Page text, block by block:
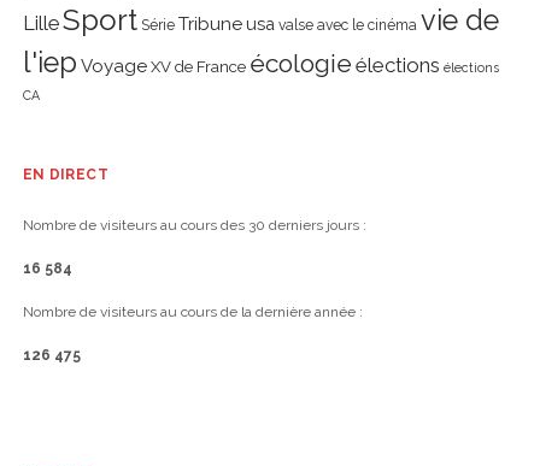
LilleSport Série Tribune usa valse avec le cinéma vie de
l'iep Voyage XV de France écologie élections élections
CA
EN DIRECT
Nombre de visiteurs au cours des 30 derniers jours :
16 584
Nombre de visiteurs au cours de la dernière année :
126 475